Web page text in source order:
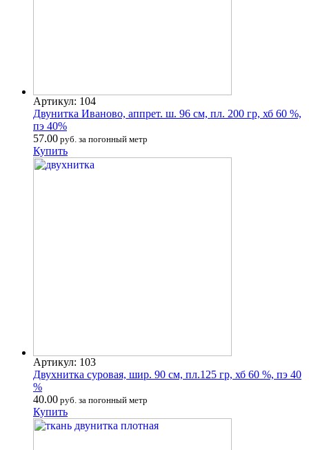
Артикул: 104
Двунитка Иваново, аппрет. ш. 96 см, пл. 200 гр, хб 60 %,
пэ 40%
57.00 руб. за погонный метр
Купить
Артикул: 103
Двухнитка суровая, шир. 90 см, пл.125 гр, хб 60 %, пэ 40
%
40.00 руб. за погонный метр
Купить